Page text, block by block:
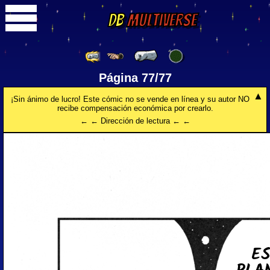
DBMultiverse
Página 77/77
¡Sin ánimo de lucro! Este cómic no se vende en línea y su autor NO
recibe compensación económica por crearlo.
← ← Dirección de lectura ← ←